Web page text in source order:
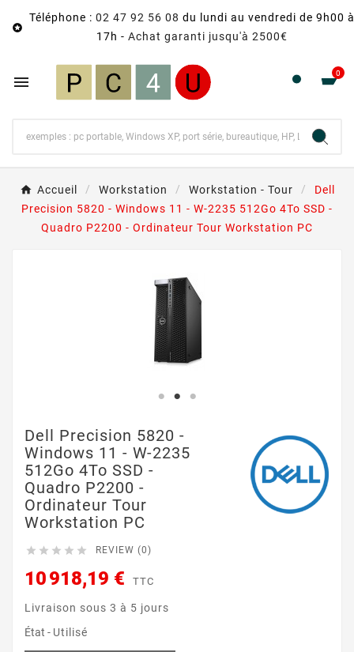

Téléphone : 02 47 92 56 08 du lundi au vendredi de 9h00 à
17h - Achat garanti jusqu'à 2500€
 0
Accueil Workstation Workstation - Tour
Dell
Precision 5820 - Windows 11 - W-2235 512Go 4To SSD -
Quadro P2200 - Ordinateur Tour Workstation PC
Dell Precision 5820 -
Windows 11 - W-2235
512Go 4To SSD -
Quadro P2200 -
Ordinateur Tour
Workstation PC
     REVIEW (0)
10 918,19 € TTC
Livraison sous 3 à 5 jours
État - Utilisé